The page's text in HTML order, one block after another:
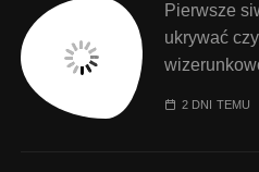
Pierwsze
ukrywać
2 DNI TEMU